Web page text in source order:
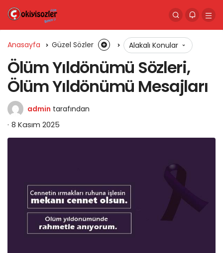
Anasayfa Güzel Sözler Alakalı Konular
Ölüm Yıldönümü Sözleri,
Ölüm Yıldönümü Mesajları
admin tarafından
8 Kasım 2025